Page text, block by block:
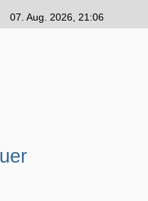
07. Aug. 2026, 21:06